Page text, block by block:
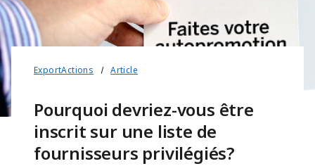
ExportActions Article
Pourquoi devriez-vous être
inscrit sur une liste de
fournisseurs privilégiés?